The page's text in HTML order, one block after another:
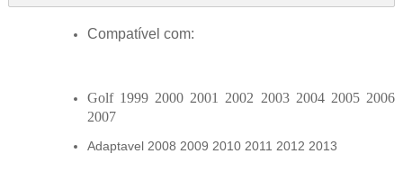
Compatível com:
Golf 1999 2000 2001 2002 2003 2004 2005 2006
2007
Adaptavel 2008 2009 2010 2011 2012 2013